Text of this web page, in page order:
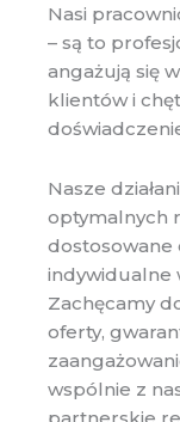
Nasi
– są to
angażują się
klientów i
Nasze
optymalnych
dostosowane
indywidualne
Zachęcamy
oferty,
wspólnie z